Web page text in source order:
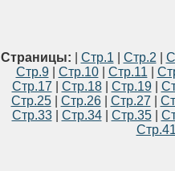
Страницы: Стр.1 Стр.2
Стр.9| Стр.10| Стр.11
Стр.17
Стр.18| Стр.19|
Стр.25| Стр.26| Стр.27
Стр.33| Стр.34| Стр.35|